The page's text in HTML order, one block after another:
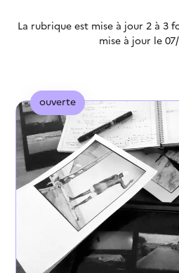
La rubrique est mise à jour 2 à 3
mise à jour le
ouverte